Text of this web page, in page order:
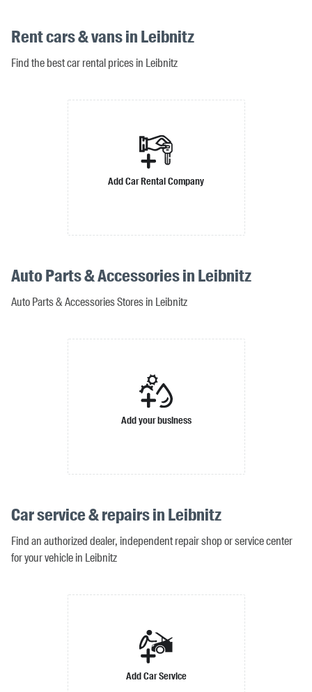
Rent cars & vans in Leibnitz
Find the best car rental prices in Leibnitz
Add Car Rental Company
Auto Parts & Accessories in Leibnitz
Auto Parts & Accessories Stores in Leibnitz
Add your business
Car service & repairs in Leibnitz
Find an authorized dealer, independent repair shop or service center
for your vehicle in Leibnitz
Add Car Service